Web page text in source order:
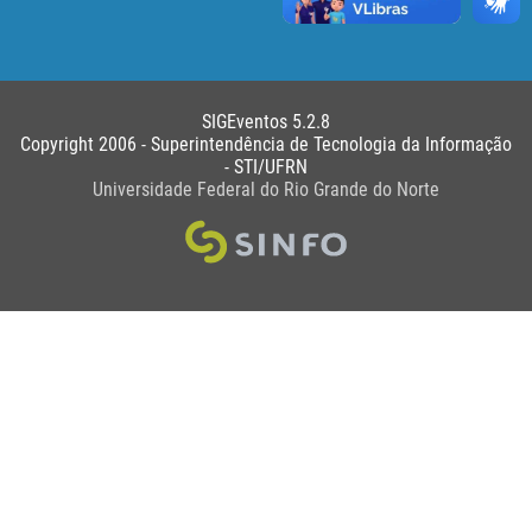
SIGEventos 5.2.8
Copyright 2006 - Superintendência de Tecnologia da Informação
- STI/UFRN
Universidade Federal do Rio Grande do Norte